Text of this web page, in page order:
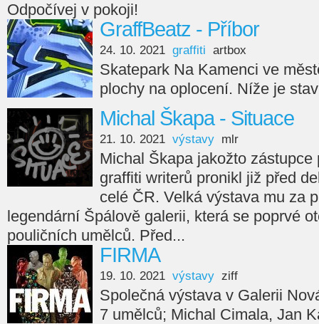
Odpočívej v pokoji!
GraffBeatz - Příbor
24. 10. 2021 graffiti artbox
Skatepark Na Kamenci ve
plochy na oplocení. Níže je
Michal Škapa - Situace
21. 10. 2021 výstavy mlr
Michal Škapa jakožto
graffiti writerů pronikl již před
celé ČR. Velká výstava mu za
legendární Špálově galerii, která se poprvé
pouličních umělců. Před...
FIRMA
19. 10. 2021 výstavy ziff
Společná výstava v Galerii
7 umělců; Michal Cimala, Jan